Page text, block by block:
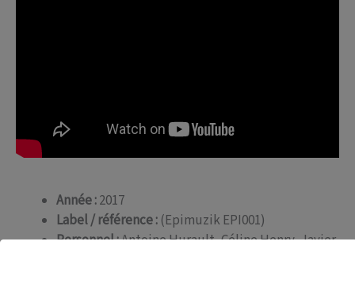
Année :2017
Label / référence : (Epimuzik EPI001)
Personnel :Antoine Hurault, Céline Henry, Javier